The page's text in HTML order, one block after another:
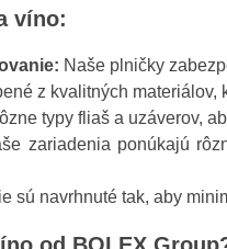
víno:
Naše plničky
z kvalitných
typy fliaš a uzáverov,
zariadenia ponúkajú
sú navrhnuté tak, aby